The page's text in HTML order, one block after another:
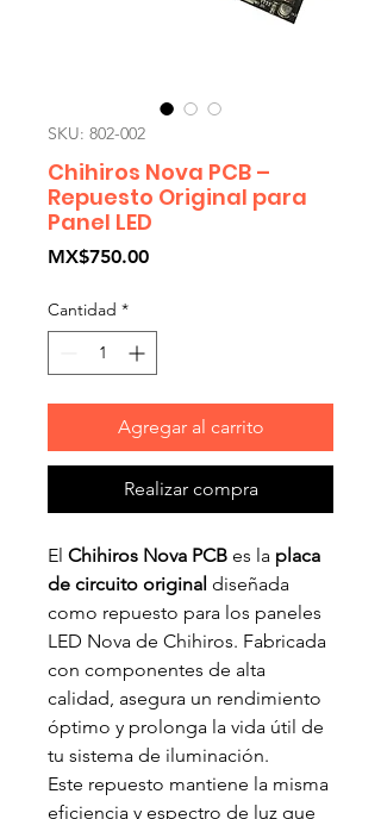
SKU: 802-002
Chihiros Nova PCB –
Repuesto Original para
Panel LED
MX$750.00Precio
Cantidad *
Agregar al carrito
Realizar compra
El Chihiros Nova PCB es la placa
de circuito original diseñada
como repuesto para los paneles
LED Nova de Chihiros. Fabricada
con componentes de alta
calidad, asegura un rendimiento
óptimo y prolonga la vida útil de
tu sistema de iluminación.
Este repuesto mantiene la misma
eficiencia y espectro de luz que